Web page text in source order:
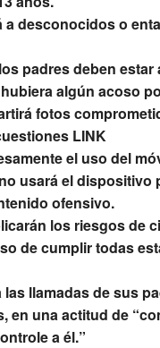
a desconocidos o
padres deben
algún acoso
fotos
LINK
el uso del
usará el
ofensivo.
los riesgos de
de cumplir todas
las llamadas de sus
en una actitud de
a él.”